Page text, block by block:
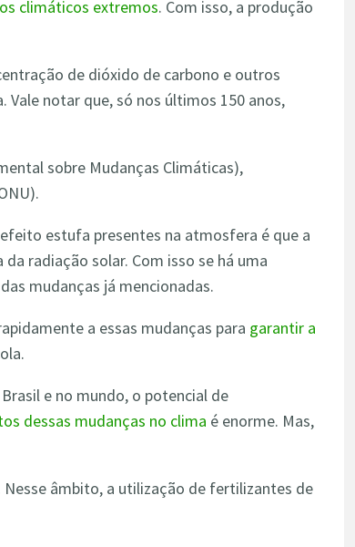
climáticos extremos. Com isso, a produção
de dióxido de carbono e outros
Vale notar que, só nos últimos 150 anos,
sobre Mudanças Climáticas),
estufa presentes na atmosfera é que a
radiação solar. Com isso se há uma
mudanças já mencionadas.
a essas mudanças para garantir a
e no mundo, o potencial de
dessas mudanças no clima é enorme. Mas,
âmbito, a utilização de fertilizantes de